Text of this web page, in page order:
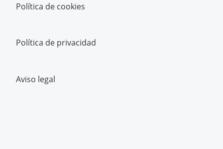
Política de cookies
Política de privacidad
Aviso legal